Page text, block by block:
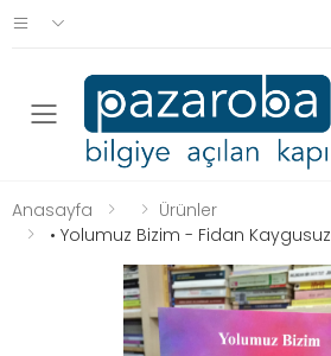
Anasayfa
Ürünler
• Yolumuz Bizim - Fidan Kaygusuz